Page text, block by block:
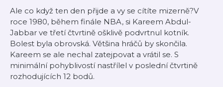
Ale co když ten den přijde a vy se cítíte mizerně?V
roce 1980, během finále NBA, si Kareem Abdul-
Jabbar ve třetí čtvrtině ošklivě podvrtnul kotník.
Bolest byla obrovská. Většina hráčů by skončila.
Kareem se ale nechal zatejpovat a vrátil se. S
minimální pohyblivostí nastřílel v poslední čtvrtině
rozhodujících 12 bodů.